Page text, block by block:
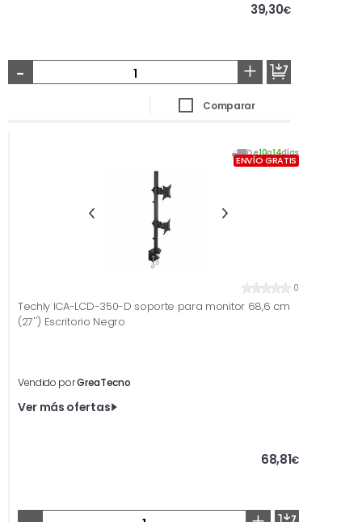
39,30€
- +
Comparar
De10a14días
ENVÍO GRATIS
0
Techly ICA-LCD-350-D soporte para monitor 68,6 cm
(27'') Escritorio Negro
Vendido porGreaTecno
Ver más ofertas
68,81€